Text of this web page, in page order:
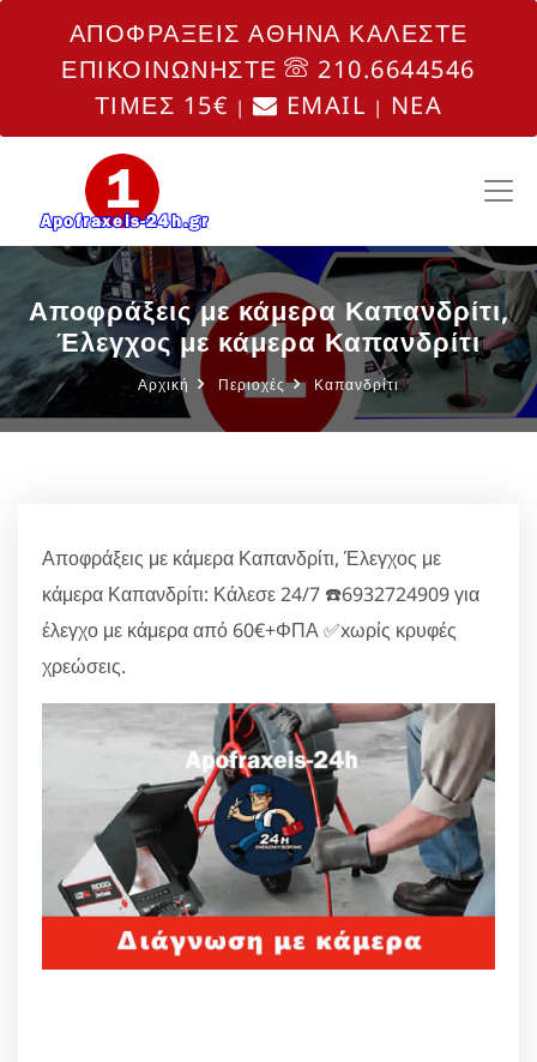
ΑΠΟΦΡΑΞΕΙΣ ΑΘΗΝΑ ΚΑΛΕΣΤΕ
ΕΠΙΚΟΙΝΩΝΗΣΤΕ
210.6644546
ΤΙΜΕΣ 15€ | EMAIL | NEA
Αποφράξεις με κάμερα Καπανδρίτι,
Έλεγχος με κάμερα Καπανδρίτι
Αρχική Περιοχές Καπανδρίτι
Αποφράξεις με κάμερα Καπανδρίτι, Έλεγχος με
κάμερα Καπανδρίτι: Κάλεσε 24/7 ☎️6932724909 για
έλεγχο με κάμερα από 60€+ΦΠΑ ✅xωρίς κρυφές
χρεώσεις.